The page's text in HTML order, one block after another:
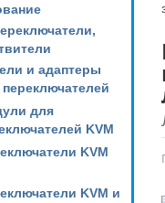
и адаптеры
для
KVM
KVM
KVM и